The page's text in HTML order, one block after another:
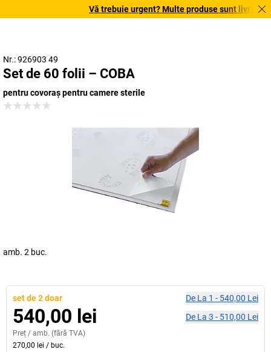
Vă trebuie urgent? Multe produse sunt livrate
Nr.: 926903 49
Set de 60 folii – COBA
pentru covoraș pentru camere sterile
amb. 2 buc.
set de 2 doar
540,00 lei
Preț / amb. (fără TVA)
270,00 lei / buc.
De La 1 - 540,00 Lei
De La 3 - 510,00 Lei